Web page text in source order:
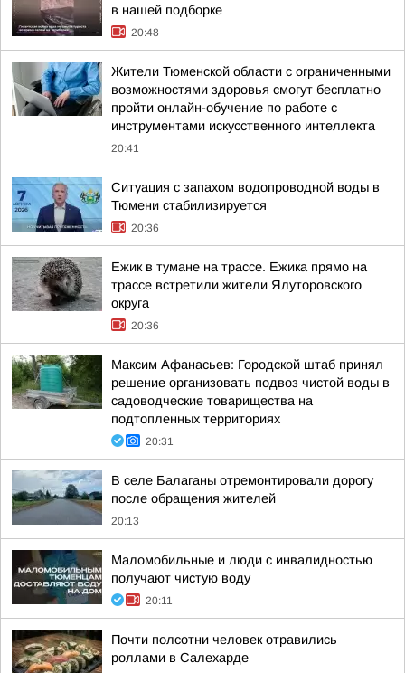
в нашей подборке
20:48
Жители Тюменской области с ограниченными
возможностями здоровья смогут бесплатно
пройти онлайн-обучение по работе с
инструментами искусственного интеллекта
20:41
Ситуация с запахом водопроводной воды в
Тюмени стабилизируется
20:36
Ежик в тумане на трассе. Ежика прямо на
трассе встретили жители Ялуторовского
округа
20:36
Максим Афанасьев: Городской штаб принял
решение организовать подвоз чистой воды в
садоводческие товарищества на
подтопленных территориях
20:31
В селе Балаганы отремонтировали дорогу
после обращения жителей
20:13
Маломобильные и люди с инвалидностью
получают чистую воду
20:11
Почти полсотни человек отравились
роллами в Салехарде